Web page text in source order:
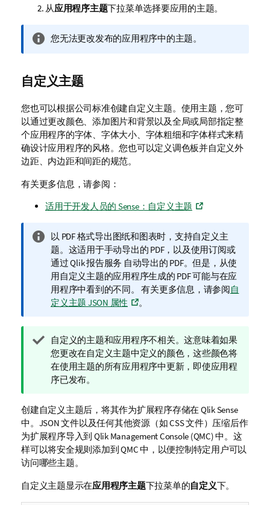
从应用程序主题下拉菜单选择要应用的主题。
信
释
您无法更改发布的应用程序中的主题。
自定义主题
您也可以根据公司标准创建自定义主题。使用主题，您可
以通过更改颜色、添加图片和背景以及全局或局部指定整
个应用程序的字体、字体大小、字体粗细和字体样式来精
确设计应用程序的风格。您也可以定义调色板并自定义外
边距、内边距和间距的规范。
有关更多信息，请参阅：
适用于开发人员的 Sense：自定义主题
信
息
注
释
以 PDF格式导出图纸和图表时，支持自定义主
题。这适用于手动导出的 PDF，以及使用订阅或
通过Qlik 报告服务 自动导出的 PDF。但是，从使
用自定义主题的应用程序生成的 PDF可能与在应
用程序中看到的不同。
有关更多信息，请参阅自
定义主题 JSON 属性
。
提
示
注
释
自定义的主题和应用程序不相关。这意味着如果
您更改在自定义主题中定义的颜色，这些颜色将
在使用主题的所有应用程序中更新，即使应用程
序已发布。
创建自定义主题后，将其作为扩展程序存储在 Qlik Sense
中。JSON 文件以及任何其他资源（如 CSS 文件）压缩后作
为扩展程序导入到 Qlik Management Console (QMC) 中。这
样可以将安全规则添加到 QMC中，以便控制特定用户可以
访问哪些主题。
自定义主题显示在应用程序主题下拉菜单的自定义下。